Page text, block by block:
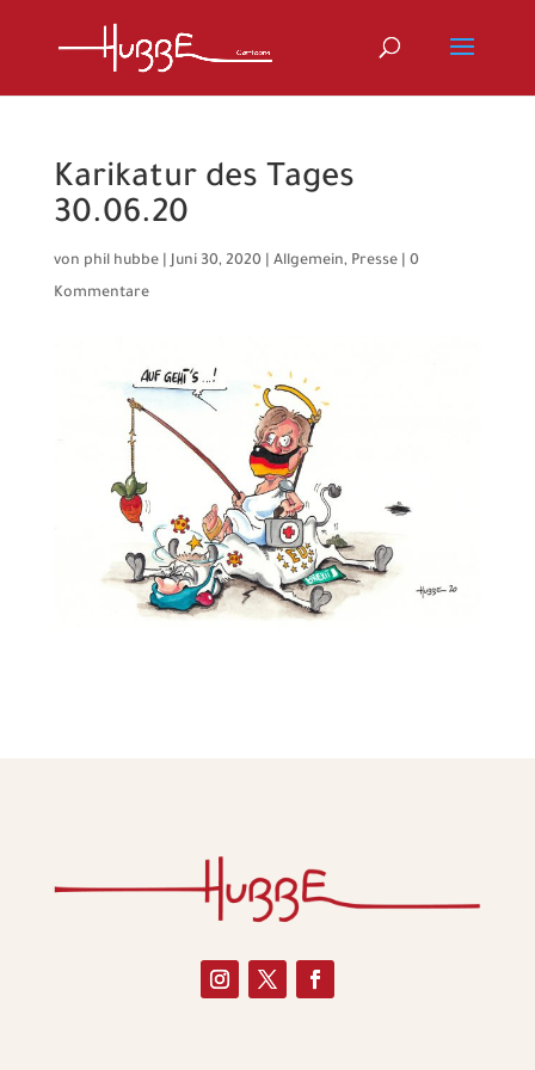
Karikatur des Tages
30.06.20
von phil hubbe|Juni 30, 2020| Allgemein, Presse| 0
Kommentare